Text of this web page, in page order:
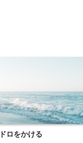
ドロをかける